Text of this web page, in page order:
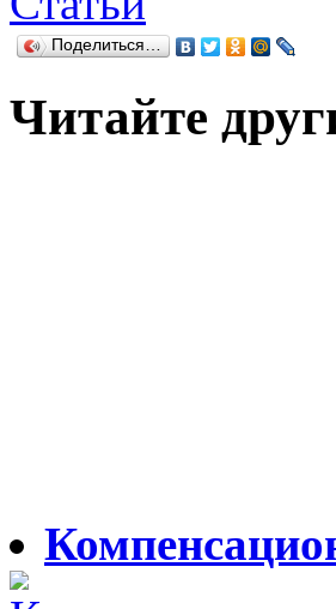
Поделиться…
Читайте